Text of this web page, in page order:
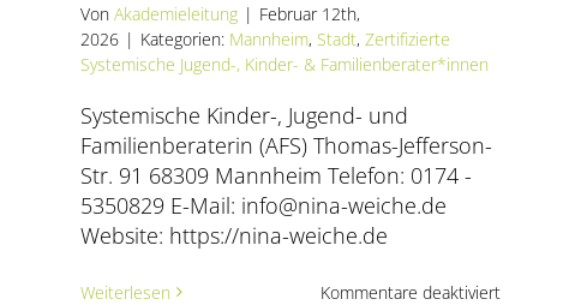
Von Akademieleitung | Februar 12th,
2026 | Kategorien: Mannheim, Stadt, Zertifizierte
Systemische Jugend-, Kinder- & Familienberater*innen
Systemische Kinder-, Jugend- und
Familienberaterin (AFS) Thomas-Jefferson-
Str. 91 68309 Mannheim Telefon: 0174 -
5350829 E-Mail: info@nina-weiche.de
Website: https://nina-weiche.de
Weiterlesen Kommentare deaktiviertfür